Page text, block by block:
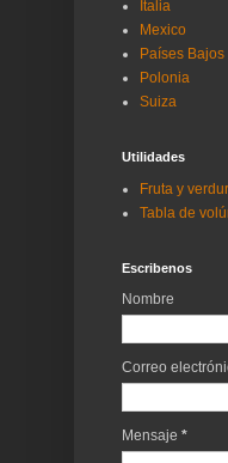
Italia
Mexico
Países Bajos
Polonia
Suiza
Utilidades
Fruta y
Tabla de
Escribenos
Nombre
Correo
Mensaje *